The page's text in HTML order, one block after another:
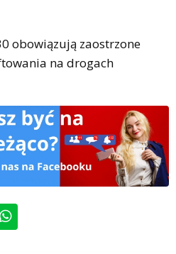
obowiązują zaostrzone
na drogach